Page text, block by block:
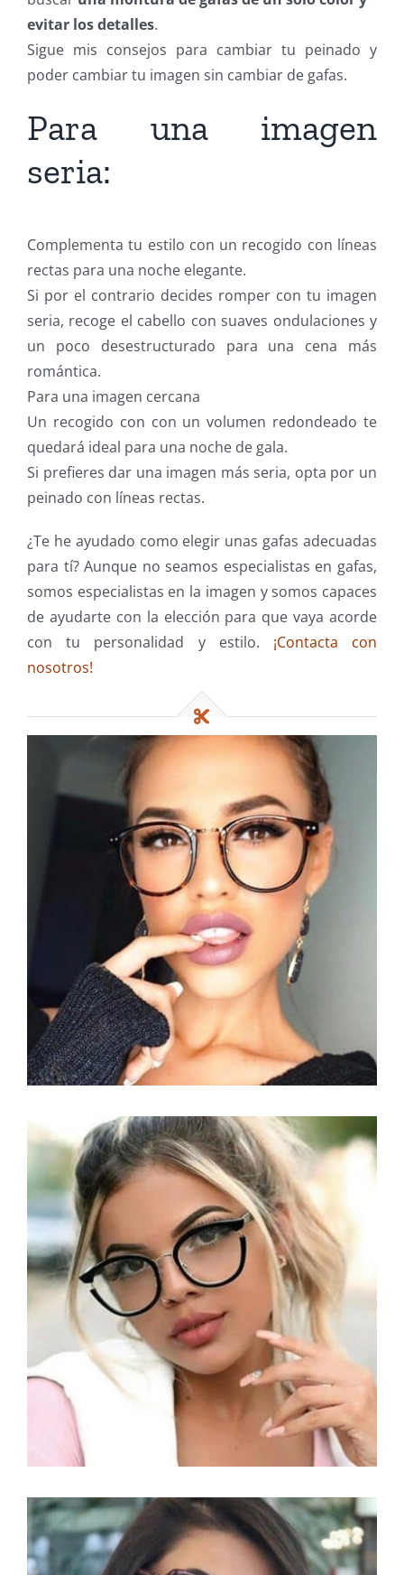
evitar los detalles.
Sigue mis consejos para cambiar tu peinado y
poder cambiar tu imagen sin cambiar de gafas.
Para una imagen
seria:
Complementa tu estilo con un recogido con líneas
rectas para una noche elegante.
Si por el contrario decides romper con tu imagen
seria, recoge el cabello con suaves ondulaciones y
un poco desestructurado para una cena más
romántica.
Para una imagen cercana
Un recogido con con un volumen redondeado te
quedará ideal para una noche de gala.
Si prefieres dar una imagen más seria, opta por un
peinado con líneas rectas.
¿Te he ayudado como elegir unas gafas adecuadas
para tí? Aunque no seamos especialistas en gafas,
somos especialistas en la imagen y somos capaces
de ayudarte con la elección para que vaya acorde
con tu personalidad y estilo. ¡Contacta con
nosotros!